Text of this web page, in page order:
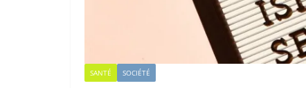
SANTÉ SOCIÉTÉ